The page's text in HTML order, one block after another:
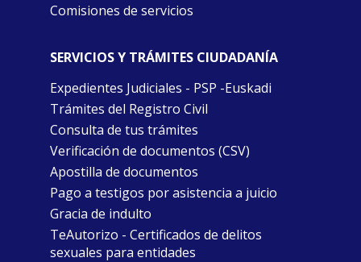
Comisiones de servicios
SERVICIOS Y TRÁMITES CIUDADANÍA
Expedientes Judiciales - PSP -Euskadi
Trámites del Registro Civil
Consulta de tus trámites
Verificación de documentos (CSV)
Apostilla de documentos
Pago a testigos por asistencia a juicio
Gracia de indulto
TeAutorizo - Certificados de delitos
sexuales para entidades